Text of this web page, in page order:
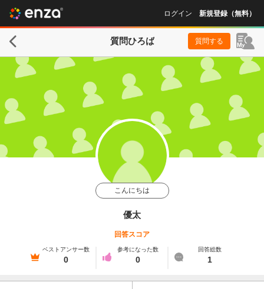
ログイン 新規登録（無料）
質問ひろば 質問する
こんにちは
優太
回答スコア
ベストアンサー数
0
参考になった数
0
回答総数
1